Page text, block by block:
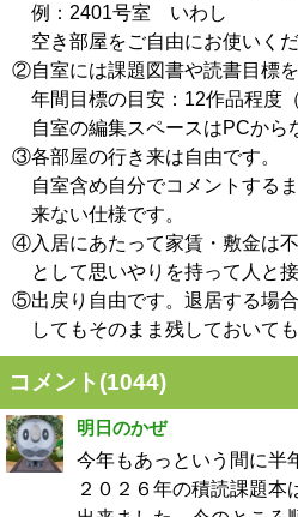
例：2401号室 いわし
空き部屋をご自由にお使いくだ
②自室には課題図書や読書目標を
年間目標の目安：12作品程度
自室の編集スペースはPCから
③各部屋の行き来は自由です。
自室含め自分でコメントする
来ない仕様です。
④入居にあたって家賃・敷金は
として思いやりを持って人と接
⑤出戻り自由です。退居する場
してもそのまま残しておいても
コメント(1044)
明日のかぜ
今年もあっという間に半
２０２６年の積読課題本